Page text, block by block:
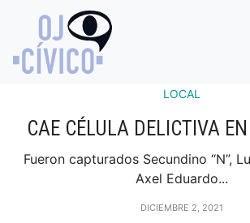
LOCAL
CAE CÉLULA DELICTIVA
Fueron capturados Secundino “N”,
Axel Eduardo...
DICIEMBRE 2, 2021